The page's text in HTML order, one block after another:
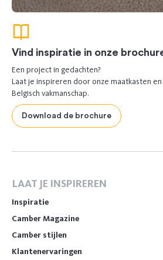
Vind inspiratie in onze
Een project in gedachten?
Laat je inspireren door onze maatkasten
Belgisch vakmanschap.
Download de brochure
LAAT JE INSPIREREN
Inspiratie
Camber Magazine
Camber stijlen
Klantenervaringen